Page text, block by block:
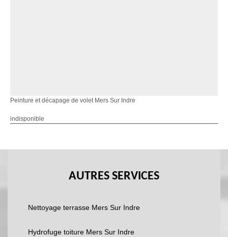
Peinture et décapage de volet Mers Sur Indre
indisponible
AUTRES SERVICES
Nettoyage terrasse Mers Sur Indre
Hydrofuge toiture Mers Sur Indre